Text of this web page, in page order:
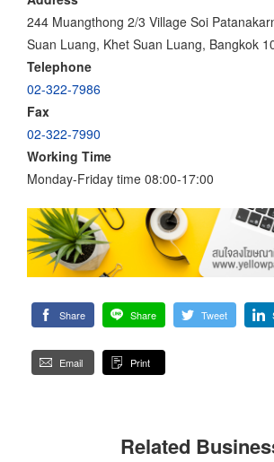
244 Muangthong 2/3 Village Soi
Suan Luang, Khet Suan Luang, Bangkok
Telephone
02-322-7986
Fax
02-322-7990
Working Time
Monday-Friday time 08:00-17:00
Share Share Tweet
Email Print
Related